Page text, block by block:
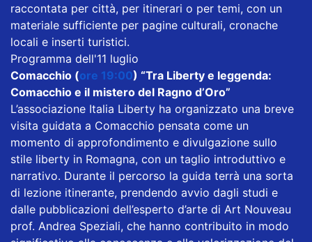
raccontata per città, per itinerari o per temi, con un
materiale sufficiente per pagine culturali, cronache
locali e inserti turistici.
Programma dell'11 luglio
Comacchio (ore 19:00) “Tra Liberty e leggenda:
Comacchio e il mistero del Ragno d’Oro”
L’associazione Italia Liberty ha organizzato una breve
visita guidata a Comacchio pensata come un
momento di approfondimento e divulgazione sullo
stile liberty in Romagna, con un taglio introduttivo e
narrativo. Durante il percorso la guida terrà una sorta
di lezione itinerante, prendendo avvio dagli studi e
dalle pubblicazioni dell’esperto d’arte di Art Nouveau
prof. Andrea Speziali, che hanno contribuito in modo